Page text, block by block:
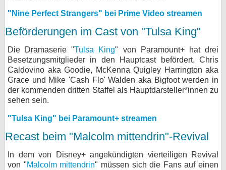
"Nine Perfect Strangers" bei Prime Video streamen
Beförderungen im Cast von "Tulsa King"
Die Dramaserie "Tulsa King" von Paramount+ hat drei
Besetzungsmitglieder in den Hauptcast befördert. Chris
Caldovino aka Goodie, McKenna Quigley Harrington aka
Grace und Mike 'Cash Flo' Walden aka Bigfoot werden in
der kommenden dritten Staffel als Hauptdarsteller*innen zu
sehen sein.
"Tulsa King" bei Paramount+ streamen
Recast beim "Malcolm mittendrin"-Revival
In dem von Disney+ angekündigten vierteiligen Revival
von "Malcolm mittendrin" müssen sich die Fans auf einen